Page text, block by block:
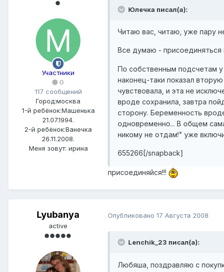
Участники
0
117 сообщений
Город:москва
1-й ребёнок:Машенька
21.07.1994.
2-й ребёнок:Ванечка
26.11.2008.
Меня зовут: ирина
Юлечка писал(а):
Читаю вас, читаю, уже пару
Все думаю - присоединяться
По собственным подсчетам
наконец-таки показал
чувствовала, и эта не
вроде сохранила, завтра
сторону. Беременность
одновременно... В общем
никому не отдам!" уже
655266[/snapback]
присоединяйся!!!
Lyubanya
active
Опубликовано 17 Августа 2008
Lenchik_23 писал(а):
Любяша, поздравляю с